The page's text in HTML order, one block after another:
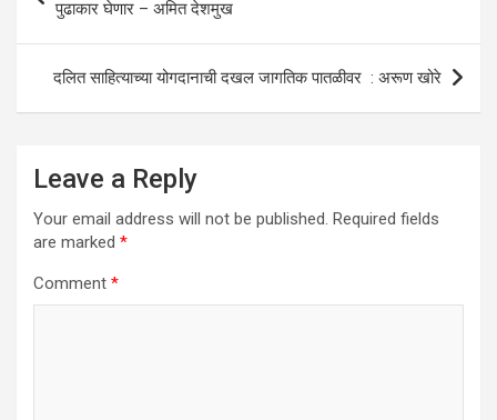
p
k
पुढाकार घेणार – अमित देशमुख
दलित साहित्याच्या योगदानाची दखल जागतिक पातळीवर : अरूण खोरे
Leave a Reply
Your email address will not be published. Required fields
are marked *
Comment *